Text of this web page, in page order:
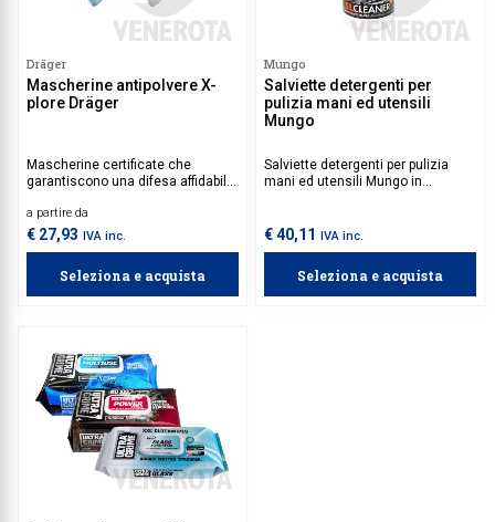
Dräger
Mascherine antipolvere X-
plore Dräger
Mascherine certificate che
garantiscono una difesa affidabile
gamma di particelle solide e
liquide. Ogni mascherina è
riconoscimento immediato del
livello di protezione fornito,
a partire da
€ 27,93 IVA inc.
Seleziona e acquista
Mungo
Salviette detergenti per
pulizia mani ed utensili
Mungo
Salviette detergenti per pulizia
mani ed utensili Mungo in
adesivi, olio e sporco da mani,
€ 40,11 IVA inc.
Seleziona e acquista